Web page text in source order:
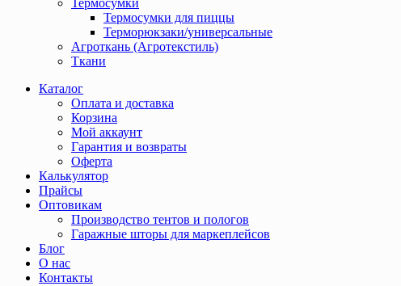
Термосумки
Термосумки для пиццы
Терморюкзаки/универсальные
Агроткань (Агротекстиль)
Ткани
Каталог
Оплата и доставка
Корзина
Мой аккаунт
Гарантия и возвраты
Оферта
Калькулятор
Прайсы
Оптовикам
Производство тентов и пологов
Гаражные шторы для маркеплейсов
Блог
О нас
Контакты